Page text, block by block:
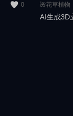
0 🌺花草植物
AI生成3D